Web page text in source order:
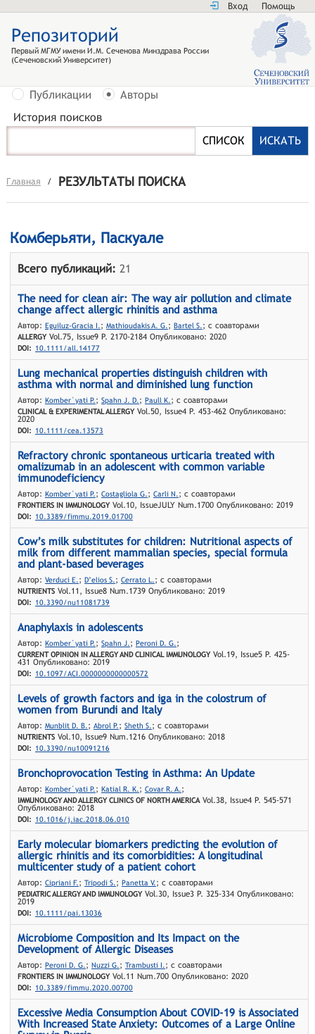
Вход Помощь
Репозиторий
Первый МГМУ имени И.М. Сеченова Минздрава России
(Сеченовский Университет)
Публикации
Авторы
История поисков
Главная / РЕЗУЛЬТАТЫ ПОИСКА
Комберьяти, Паскуале
Всего публикаций: 21
The need for clean air: The way air pollution and climate
change affect allergic rhinitis and asthma
Автор: Eguiluz-Gracia I.; Mathioudakis A. G.; Bartel S.; с соавторами
ALLERGYVol.75, Issue9 P. 2170-2184 Опубликовано: 2020
DOI: 10.1111/all.14177
Lung mechanical properties distinguish children with
asthma with normal and diminished lung function
Автор: Komber`yati P.; Spahn J. D.; Paull K.; с соавторами
CLINICAL & EXPERIMENTAL ALLERGYVol.50, Issue4 P. 453-462 Опубликовано:
2020
DOI: 10.1111/cea.13573
Refractory chronic spontaneous urticaria treated with
omalizumab in an adolescent with common variable
immunodeficiency
Автор: Komber`yati P.; Costagliola G.; Carli N.; с соавторами
FRONTIERS IN IMMUNOLOGYVol.10, IssueJULY Num.1700 Опубликовано: 2019
DOI: 10.3389/fimmu.2019.01700
Cow’s milk substitutes for children: Nutritional aspects of
milk from different mammalian species, special formula
and plant-based beverages
Автор: Verduci E.; D’elios S.; Cerrato L.; с соавторами
NUTRIENTSVol.11, Issue8 Num.1739 Опубликовано: 2019
DOI: 10.3390/nu11081739
Anaphylaxis in adolescents
Автор: Komber`yati P.; Spahn J.; Peroni D. G.;
CURRENT OPINION IN ALLERGY AND CLINICAL IMMUNOLOGYVol.19, Issue5 P. 425-
431 Опубликовано: 2019
DOI: 10.1097/ACI.0000000000000572
Levels of growth factors and iga in the colostrum of
women from Burundi and Italy
Автор: Munblit D. B.; Abrol P.; Sheth S.; с соавторами
NUTRIENTSVol.10, Issue9 Num.1216 Опубликовано: 2018
DOI: 10.3390/nu10091216
Bronchoprovocation Testing in Asthma: An Update
Автор: Komber`yati P.; Katial R. K.; Covar R. A.;
IMMUNOLOGY AND ALLERGY CLINICS OF NORTH AMERICAVol.38, Issue4 P. 545-571
Опубликовано: 2018
DOI: 10.1016/j.iac.2018.06.010
Early molecular biomarkers predicting the evolution of
allergic rhinitis and its comorbidities: A longitudinal
multicenter study of a patient cohort
Автор: Cipriani F.; Tripodi S.; Panetta V.; с соавторами
PEDIATRIC ALLERGY AND IMMUNOLOGYVol.30, Issue3 P. 325-334 Опубликовано:
2019
DOI: 10.1111/pai.13036
Microbiome Composition and Its Impact on the
Development of Allergic Diseases
Автор: Peroni D. G.; Nuzzi G.; Trambusti I.; с соавторами
FRONTIERS IN IMMUNOLOGYVol.11 Num.700 Опубликовано: 2020
DOI: 10.3389/fimmu.2020.00700
Excessive Media Consumption About COVID-19 is Associated
With Increased State Anxiety: Outcomes of a Large Online